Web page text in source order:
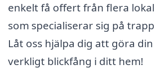
enkelt få offert från flera
som specialiserar sig på
Låt oss hjälpa dig att göra
verkligt blickfång i ditt hem!